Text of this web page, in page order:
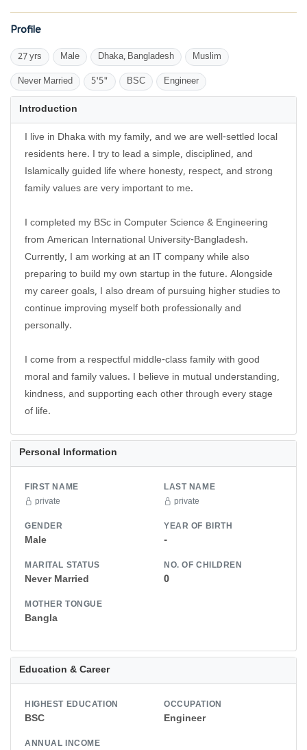
Profile
27 yrs Male Dhaka, Bangladesh Muslim
Never Married 5'5" BSC Engineer
Introduction
I live in Dhaka with my family, and we are well-settled local
residents here. I try to lead a simple, disciplined, and
Islamically guided life where honesty, respect, and strong
family values are very important to me.
I completed my BSc in Computer Science & Engineering
from American International University-Bangladesh.
Currently, I am working at an IT company while also
preparing to build my own startup in the future. Alongside
my career goals, I also dream of pursuing higher studies to
continue improving myself both professionally and
personally.
I come from a respectful middle-class family with good
moral and family values. I believe in mutual understanding,
kindness, and supporting each other through every stage
of life.
Personal Information
FIRST NAME
private
LAST NAME
private
GENDER
Male
YEAR OF BIRTH
-
MARITAL STATUS
Never Married
NO. OF CHILDREN
0
MOTHER TONGUE
Bangla
Education & Career
HIGHEST EDUCATION
BSC
OCCUPATION
Engineer
ANNUAL INCOME